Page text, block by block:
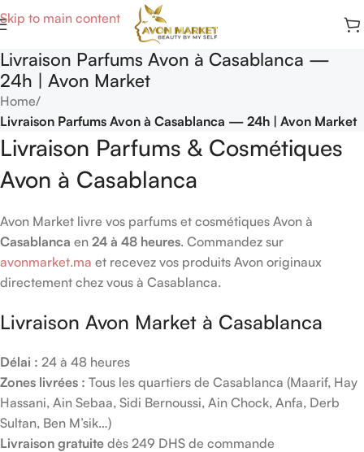
Skip to main content
Livraison Parfums Avon à Casablanca —
24h | Avon Market
Home/
Livraison Parfums Avon à Casablanca — 24h | Avon Market
Livraison Parfums & Cosmétiques
Avon à Casablanca
Avon Market livre vos parfums et cosmétiques Avon à
Casablanca en 24 à 48 heures. Commandez sur
avonmarket.ma et recevez vos produits Avon originaux
directement chez vous à Casablanca.
Livraison Avon Market à Casablanca
Délai : 24 à 48 heures
Zones livrées : Tous les quartiers de Casablanca (Maarif, Hay
Hassani, Ain Sebaa, Sidi Bernoussi, Ain Chock, Anfa, Derb
Sultan, Ben M’sik…)
Livraison gratuite dès 249 DHS de commande